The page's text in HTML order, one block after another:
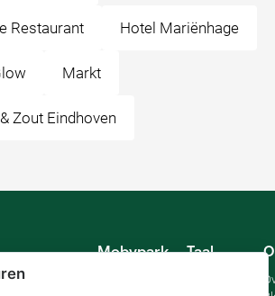
Restaurant Hotel Mariënhage
Markt
Zout Eindhoven
Mobypark
Taal